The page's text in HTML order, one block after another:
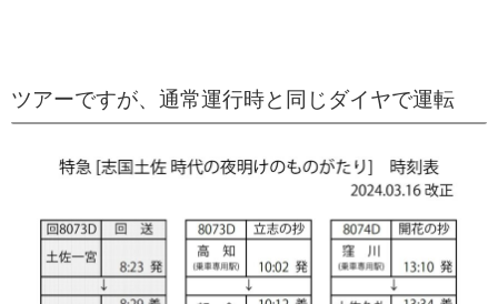
ツアーですが、通常運行時と同じダイヤで運転